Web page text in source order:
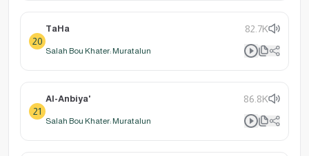
20
TaHa 82.7K
Salah Bou Khater: Muratalun
21
Al-Anbiya' 86.8K
Salah Bou Khater: Muratalun